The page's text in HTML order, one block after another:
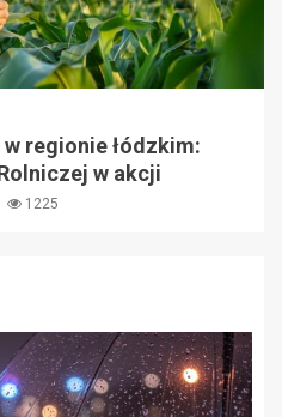
regionie łódzkim:
w akcji
1225